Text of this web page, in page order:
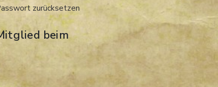
zurücksetzen
beim